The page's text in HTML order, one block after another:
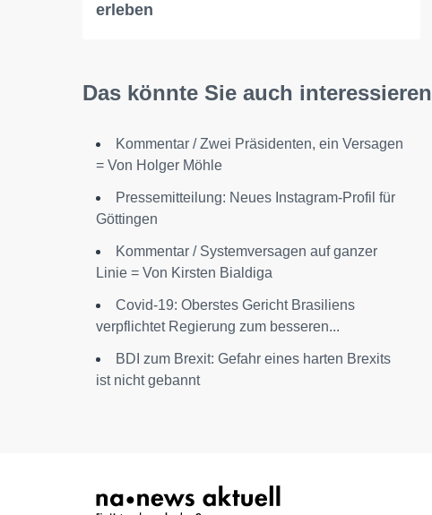
erleben
Das könnte Sie auch interessieren
Kommentar / Zwei Präsidenten, ein Versagen
= Von Holger Möhle
Pressemitteilung: Neues Instagram-Profil für
Göttingen
Kommentar / Systemversagen auf ganzer
Linie = Von Kirsten Bialdiga
Covid-19: Oberstes Gericht Brasiliens
verpflichtet Regierung zum besseren...
BDI zum Brexit: Gefahr eines harten Brexits
ist nicht gebannt